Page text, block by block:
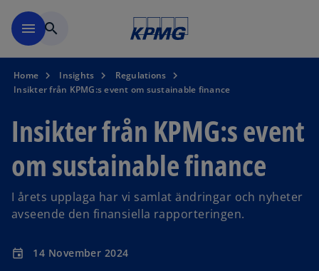
menu search
Home Insights
Regulations
Insikter från KPMG:s event om sustainable finance
Insikter från KPMG:s event
om sustainable finance
I årets upplaga har vi samlat ändringar och nyheter
avseende den finansiella rapporteringen.
event 14 November 2024